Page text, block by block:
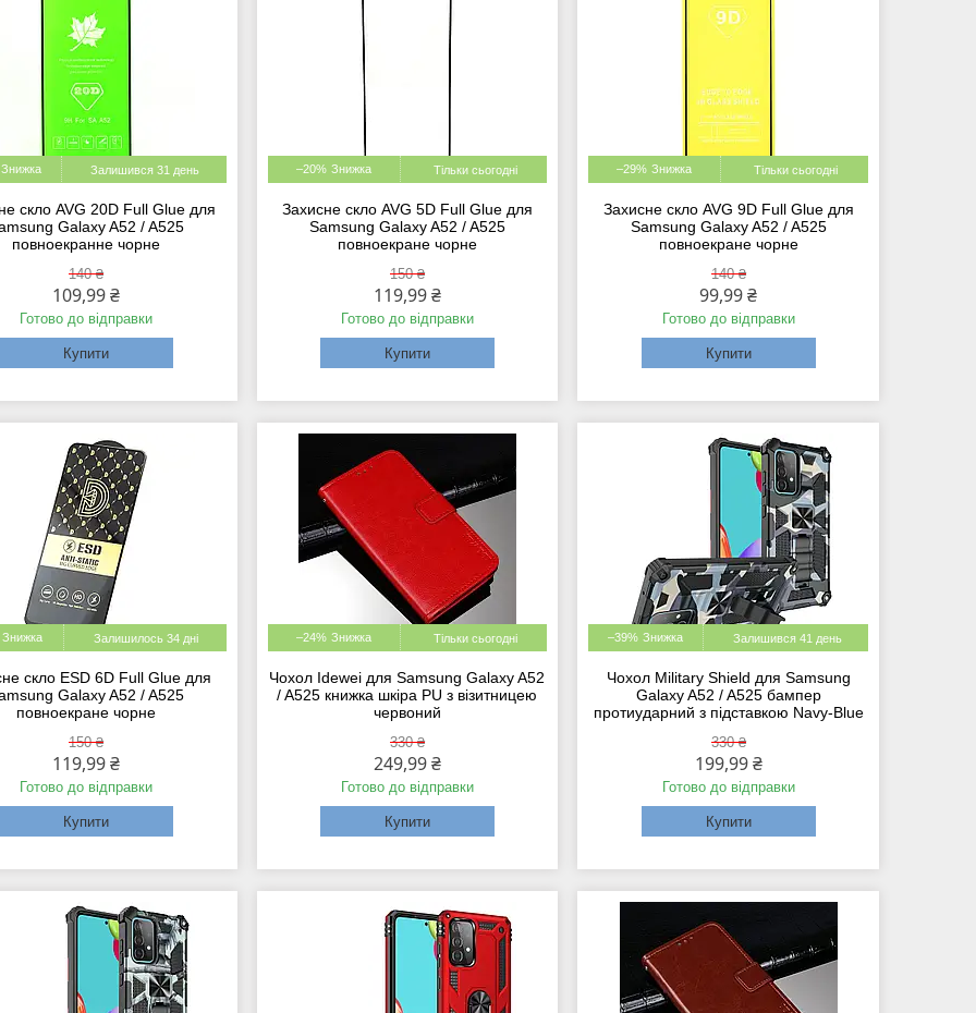
Залишився 31 день
скло AVG 20D Full Glue для
Galaxy A52 / A525
повноекранне чорне
140 ₴
109,99 ₴
Готово до відправки
Купити
–20% Тільки сьогодні
Захисне скло AVG 5D Full Glue для
Samsung Galaxy A52 / A525
повноекране чорне
150 ₴
119,99 ₴
Готово до відправки
Купити
–29% Тільки сьогодні
Захисне скло AVG 9D Full Glue для
Samsung Galaxy A52 / A525
повноекране чорне
140 ₴
99,99 ₴
Готово до відправки
Купити
Залишилось 34 дні
скло ESD 6D Full Glue для
Galaxy A52 / A525
повноекране чорне
150 ₴
119,99 ₴
Готово до відправки
Купити
–24% Тільки сьогодні
Чохол Idewei для Samsung Galaxy A52
/ A525 книжка шкіра PU з візитницею
червоний
330 ₴
249,99 ₴
Готово до відправки
Купити
–39% Залишився 41 день
Чохол Military Shield для Samsung
Galaxy A52 / A525 бампер
протиударний з підставкою Navy-Blue
330 ₴
199,99 ₴
Готово до відправки
Купити